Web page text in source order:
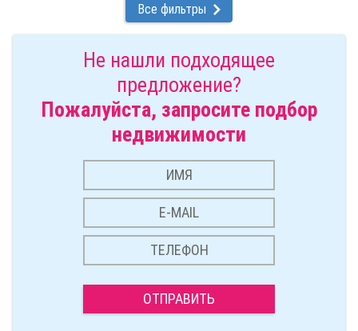
Все фильтры
Не нашли подходящее
предложение?
Пожалуйста, запросите подбор
недвижимости
ОТПРАВИТЬ